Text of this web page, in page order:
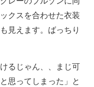
クスを合わせた衣装
見えます。ばっちり
るじゃん、、まじ可
思ってしまった」と